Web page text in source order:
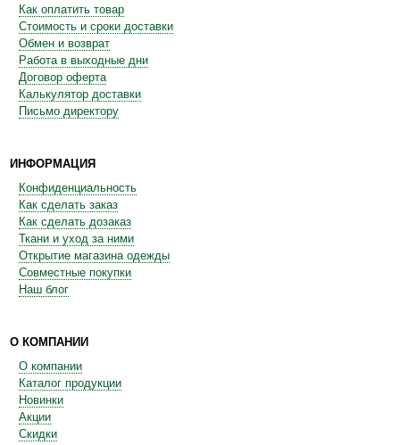
Как оплатить товар
Стоимость и сроки доставки
Обмен и возврат
Работа в выходные дни
Договор оферта
Калькулятор доставки
Письмо директору
ИНФОРМАЦИЯ
Конфиденциальность
Как сделать заказ
Как сделать дозаказ
Ткани и уход за ними
Открытие магазина одежды
Совместные покупки
Наш блог
О КОМПАНИИ
О компании
Каталог продукции
Новинки
Акции
Скидки